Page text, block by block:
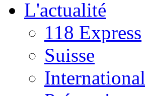
L'actualité
118 Express
Suisse
International